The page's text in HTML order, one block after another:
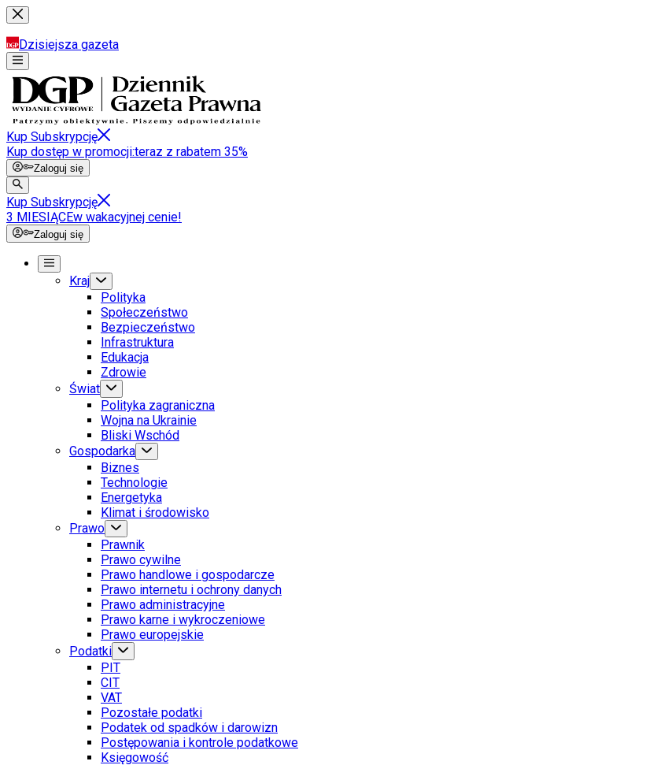
Dzisiejsza gazeta
Kup Subskrypcję
Kup dostęp w promocji:teraz z rabatem 35%
Zaloguj się
Kup Subskrypcję
3 MIESIĄCEw wakacyjnej cenie!
Zaloguj się
Kraj
Polityka
Społeczeństwo
Bezpieczeństwo
Infrastruktura
Edukacja
Zdrowie
Świat
Polityka zagraniczna
Wojna na Ukrainie
Bliski Wschód
Gospodarka
Biznes
Technologie
Energetyka
Klimat i środowisko
Prawo
Prawnik
Prawo cywilne
Prawo handlowe i gospodarcze
Prawo internetu i ochrony danych
Prawo administracyjne
Prawo karne i wykroczeniowe
Prawo europejskie
Podatki
PIT
CIT
VAT
Pozostałe podatki
Podatek od spadków i darowizn
Postępowania i kontrole podatkowe
Księgowość